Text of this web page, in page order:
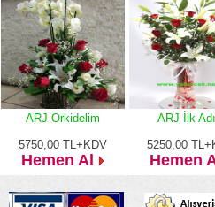
ARJ Orkidelim
5750,00 TL+KDV
Hemen Al
ARJ İlk
5250,00
Hemen